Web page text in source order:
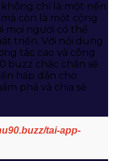
chỉ là một nền
còn là một cộng
mọi người có thể
triển. Với nội dung
tác cao và công
chắc chắn sẽ
hấp dẫn cho
phá và chia sẻ
tai-app-